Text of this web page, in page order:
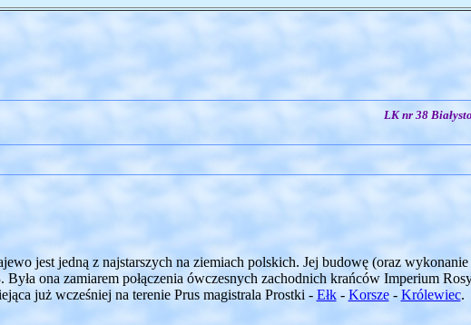
LK nr 38
jest jedną z najstarszych na ziemiach polskich. Jej budowę (oraz
ona zamiarem połączenia ówczesnych zachodnich krańców Imperium
już wcześniej na terenie Prus magistrala Prostki - Ełk- Korsze- Królewiec.